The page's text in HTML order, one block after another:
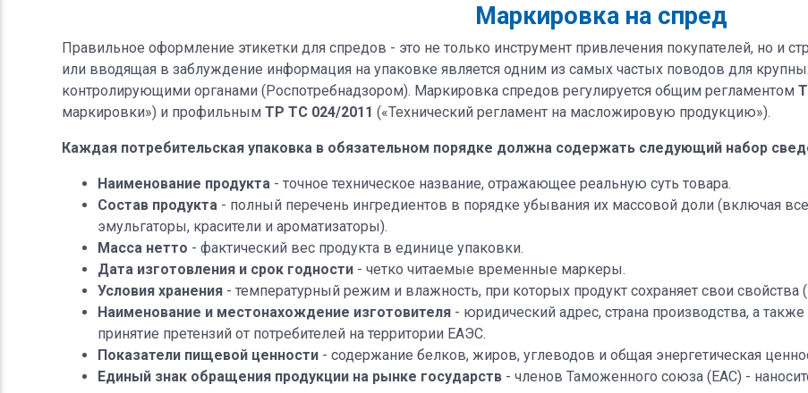
Маркировка на спред
Правильное оформление этикетки для спредов - это не только инструмент привлечения покупателей, но и
или вводящая в заблуждение информация на упаковке является одним из самых частых поводов для
контролирующими органами (Роспотребнадзором). Маркировка спредов регулируется общим регламентом
маркировки») и профильным ТР ТС 024/2011 («Технический регламент на масложировую продукцию»).
Каждая потребительская упаковка в обязательном порядке должна содержать следующий набор
Наименование продукта - точное техническое название, отражающее реальную суть товара.
Состав продукта - полный перечень ингредиентов в порядке убывания их массовой доли (включая
эмульгаторы, красители и ароматизаторы).
Масса нетто - фактический вес продукта в единице упаковки.
Дата изготовления и срок годности- четко читаемые временные маркеры.
Условия хранения- температурный режим и влажность, при которых продукт сохраняет свои свойства
Наименование и местонахождение изготовителя- юридический адрес, страна производства, а
принятие претензий от потребителей на территории ЕАЭС.
Показатели пищевой ценности- содержание белков, жиров, углеводов и общая энергетическая
Единый знак обращения продукции на рынке государств- членов Таможенного союза (ЕАС) -